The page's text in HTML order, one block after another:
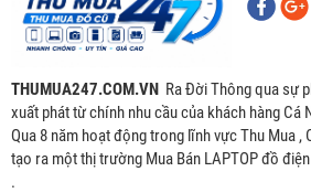
THUMUA247.COM.VN Ra Đời Thông qua sự
xuất phát từ chính nhu cầu của khách hàng Cá
Qua 8 năm hoạt động trong lĩnh vực Thu Mua ,
tạo ra một thị trường Mua Bán LAPTOP đồ
.